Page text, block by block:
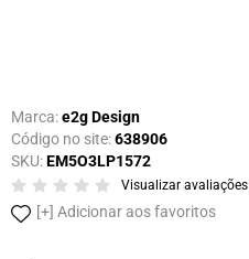
Marca:e2g Design
Código no site:638906
SKU:EM5O3LP1572
Visualizar avaliações
Adicionar aos favoritos